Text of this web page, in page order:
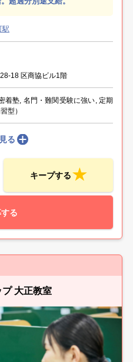
駅
18 区商協ビル1階
着塾, 名門・難関受験に強い, 定期
型）
る
キープする
る
大正教室